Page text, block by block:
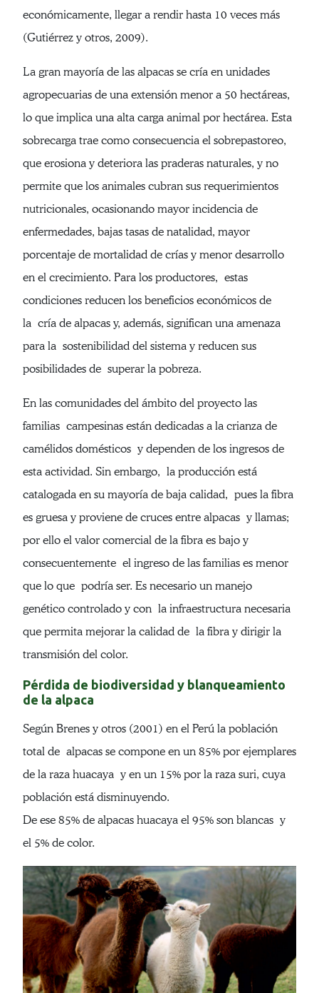
económicamente, llegar a rendir hasta 10 veces más
(Gutiérrez y otros, 2009).
La gran mayoría de las alpacas se cría en unidades
agropecuarias de una extensión menor a 50 hectáreas,
lo que implica una alta carga animal por hectárea. Esta
sobrecarga trae como consecuencia el sobrepastoreo,
que erosiona y deteriora las praderas naturales, y no
permite que los animales cubran sus requerimientos
nutricionales, ocasionando mayor incidencia de
enfermedades, bajas tasas de natalidad, mayor
porcentaje de mortalidad de crías y menor desarrollo
en el crecimiento. Para los productores, estas
condiciones reducen los beneficios económicos de
la cría de alpacas y, además, significan una amenaza
para la sostenibilidad del sistema y reducen sus
posibilidades de superar la pobreza.
En las comunidades del ámbito del proyecto las
familias campesinas están dedicadas a la crianza de
camélidos domésticos y dependen de los ingresos de
esta actividad. Sin embargo, la producción está
catalogada en su mayoría de baja calidad, pues la fibra
es gruesa y proviene de cruces entre alpacas y llamas;
por ello el valor comercial de la fibra es bajo y
consecuentemente el ingreso de las familias es menor
que lo que podría ser. Es necesario un manejo
genético controlado y con la infraestructura necesaria
que permita mejorar la calidad de la fibra y dirigir la
transmisión del color.
Pérdida de biodiversidad y blanqueamiento
de la alpaca
Según Brenes y otros (2001) en el Perú la población
total de alpacas se compone en un 85% por ejemplares
de la raza huacaya y en un 15% por la raza suri, cuya
población está disminuyendo.
De ese 85% de alpacas huacaya el 95% son blancas y
el 5% de color.